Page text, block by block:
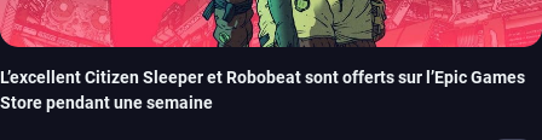
L’excellent Citizen Sleeper et Robobeat sont offerts sur l’Epic Games
Store pendant une semaine